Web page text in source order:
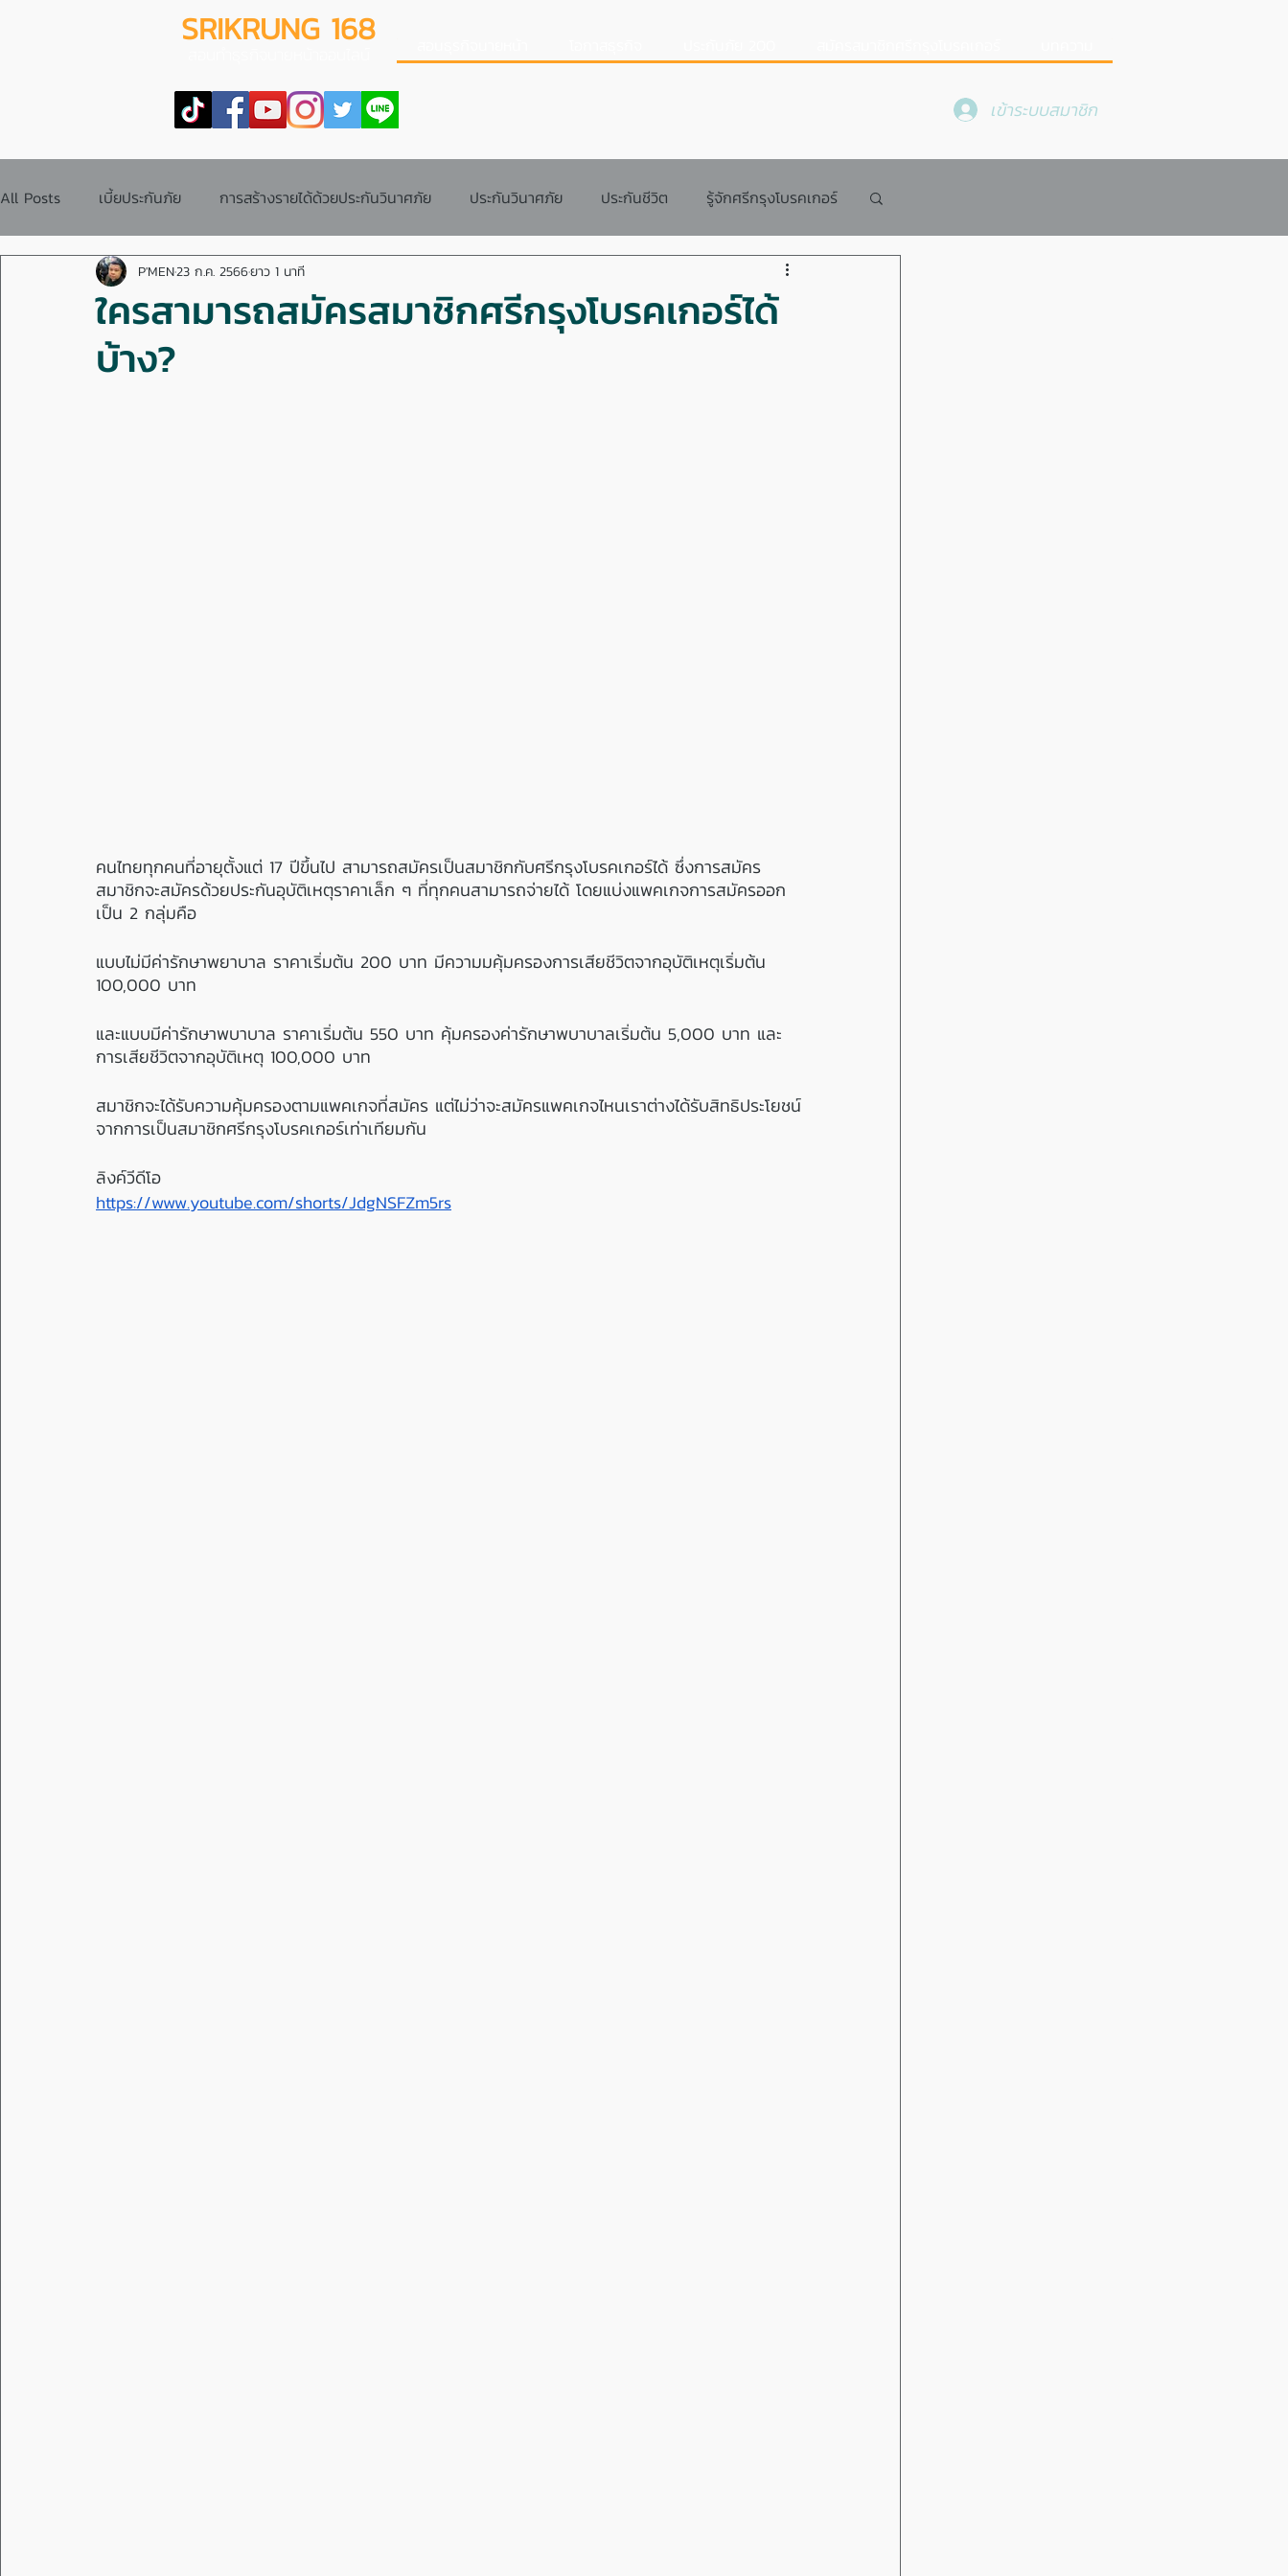
SRIKRUNG 168
เข้าระบบสมาชิก
All Posts เบี้ยประกันภัย การสร้างรายได้ด้วยประกันวินาศภัย ประกันวินาศภัย ประกันชีวิต รู้จักศรีกรุงโบรคเกอร์
ข้อสอบบัตรนายหน้าประกันวินาศภัย ระบบการทำงาน
คู่มือการทำงาน การซื้อประกันภัย
ใครสามารถสมัครสมาชิกศรีกรุงโบรคเกอร์ได้
บ้าง?
P'MEN23 ก.ค. 2566ยาว 1 นาที
คนไทยทุกคนที่อายุตั้งแต่ 17 ปีขึ้นไป สามารถสมัครเป็นสมาชิกกับศรีกรุงโบรคเกอร์ได้ ซึ่งการสมัคร
สมาชิกจะสมัครด้วยประกันอุบัติเหตุราคาเล็ก ๆ ที่ทุกคนสามารถจ่ายได้ โดยแบ่งแพคเกจการสมัครออก
เป็น 2 กลุ่มคือ
แบบไม่มีค่ารักษาพยาบาล ราคาเริ่มต้น 200 บาท มีความมคุ้มครองการเสียชีวิตจากอุบัติเหตุเริ่มต้น
100,000 บาท
และแบบมีค่ารักษาพบาบาล ราคาเริ่มต้น 550 บาท คุ้มครองค่ารักษาพบาบาลเริ่มต้น 5,000 บาท และ
การเสียชีวิตจากอุบัติเหตุ 100,000 บาท
สมาชิกจะได้รับความคุ้มครองตามแพคเกจที่สมัคร แต่ไม่ว่าจะสมัครแพคเกจไหนเราต่างได้รับสิทธิประโยชน์
จากการเป็นสมาชิกศรีกรุงโบรคเกอร์เท่าเทียมกัน
ลิงค์วีดีโอ
https://www.youtube.com/shorts/JdgNSFZm5rs